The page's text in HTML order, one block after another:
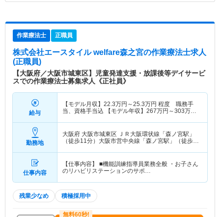
作業療法士 正職員
株式会社エースタイル welfare森之宮の作業療法士求人
(正職員)
【大阪府／大阪市城東区】児童発達支援・放課後等デイサービ
スでの作業療法士募集求人《正社員》
給与
【モデル月収】 22.3万円～25.3万円 程度 職務手
当、資格手当込 【モデル年収】 267万円～303万円
勤務地
大阪府 大阪市城東区 ＪＲ大阪環状線「森ノ宮駅」
（徒歩11分）大阪市営中央線「森ノ宮駅」（徒歩
仕事内容
【仕事内容】 ■機能訓練指導員業務全般 ・お子さん
のリハビリステーションのサポ…
残業少なめ 積極採用中